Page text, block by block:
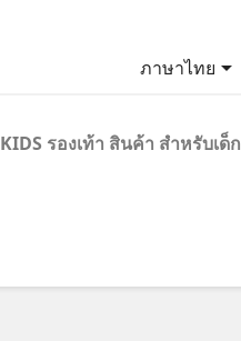
ภาษาไทย
KIDS รองเท้า สินค้า สำหรับเด็ก